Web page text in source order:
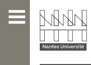
contenu